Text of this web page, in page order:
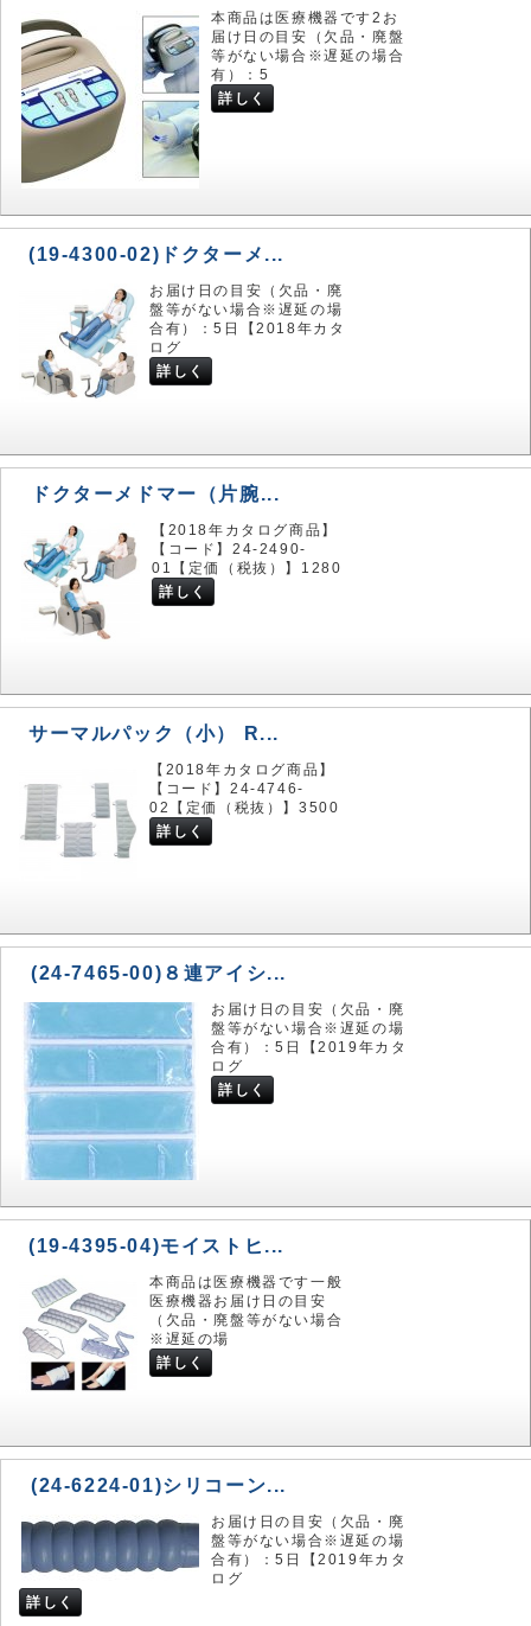
本商品は医療機器です2お
届け日の目安（欠品・廃盤
等がない場合※遅延の場合
有）：5
詳しく
(19-4300-02)ドクターメ...
お届け日の目安（欠品・廃
盤等がない場合※遅延の場
合有）：5日【2018年カタ
ログ
詳しく
ドクターメドマー（片腕...
【2018年カタログ商品】
【コード】24-2490-
01【定価（税抜）】1280
詳しく
サーマルパック（小） R...
【2018年カタログ商品】
【コード】24-4746-
02【定価（税抜）】3500
詳しく
(24-7465-00)８連アイシ...
お届け日の目安（欠品・廃
盤等がない場合※遅延の場
合有）：5日【2019年カタ
ログ
詳しく
(19-4395-04)モイストヒ...
本商品は医療機器です一般
医療機器お届け日の目安
（欠品・廃盤等がない場合
※遅延の場
詳しく
(24-6224-01)シリコーン...
お届け日の目安（欠品・廃
盤等がない場合※遅延の場
合有）：5日【2019年カタ
ログ
詳しく